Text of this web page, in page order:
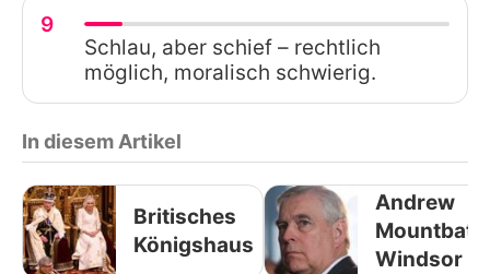
9
Schlau, aber schief – rechtlich
möglich, moralisch schwierig.
In diesem Artikel
Britisches
Königshaus
Andrew
Windsor